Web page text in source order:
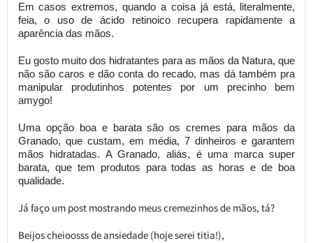
Em casos extremos, quando a coisa já está, literalmente,
feia, o uso de ácido retinoico recupera rapidamente a
aparência das mãos.
Eu gosto muito dos hidratantes para as mãos da Natura, que
não são caros e dão conta do recado, mas dá também pra
manipular produtinhos potentes por um precinho bem
amygo!
Uma opção boa e barata são os cremes para mãos da
Granado, que custam, em média, 7 dinheiros e garantem
mãos hidratadas. A Granado, aliás, é uma marca super
barata, que tem produtos para todas as horas e de boa
qualidade.
Já faço um post mostrando meus cremezinhos de mãos, tá?
Beijos cheioosss de ansiedade (hoje serei titia!),